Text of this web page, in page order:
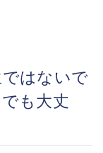
はないで
も大丈